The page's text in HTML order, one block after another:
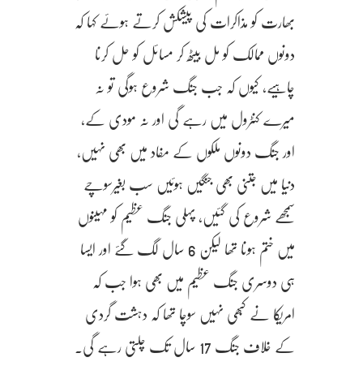
بھارت کو مذاکرات کی پیشکش کرتے ہوئے کہا کہ
دونوں ممالک کو مل بیٹھ کر مسائل کو حل کرنا
چاہیے، کیوں کہ جب جنگ شروع ہوگی تو نہ
میرے کنٹرول میں رہے گی اور نہ مودی کے،
اور جنگ دونوں ملکوں کے مفاد میں بھی نہیں،
دنیا میں جتنی بھی جنگیں ہوئیں سب بغیرسوچے
سمجھے شروع کی گئیں، پہلی جنگ عظیم کو مہینوں
میں ختم ہونا تھا لیکن 6 سال لگ گئے اور ایسا
ہی دوسری جنگ عظیم میں بھی ہوا جب کہ
امریکا نے کبھی نہیں سوچا تھا کہ دہشت گردی
کے خلاف جنگ 17 سال تک چلتی رہے گی۔